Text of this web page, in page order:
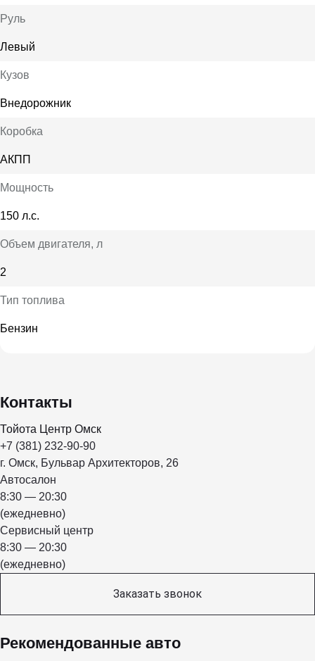
Руль
Левый
Кузов
Внедорожник
Коробка
АКПП
Мощность
150 л.с.
Объем двигателя, л
2
Тип топлива
Бензин
Контакты
Тойота Центр Омск
+7 (381) 232-90-90
г. Омск, Бульвар Архитекторов, 26
Автосалон
8:30 — 20:30
(ежедневно)
Сервисный центр
8:30 — 20:30
(ежедневно)
Заказать звонок
Рекомендованные авто